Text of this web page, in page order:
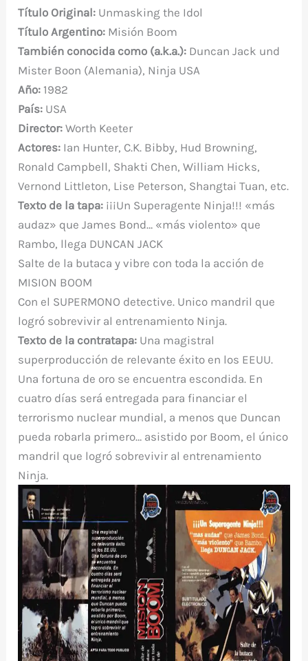
c
e
b
o
o
k
it
te
r
er
e
st
at
s
A
m
bl
r
d
di
t
a p
Título Original: Unmasking the Idol
TítuloArgentino: Misión Boom
También conocida como (a.k.a.): Duncan Jack und
Mister Boon (Alemania), Ninja USA
Año: 1982
País: USA
Director: Worth Keeter
Actores: Ian Hunter, C.K. Bibby, Hud Browning,
Ronald Campbell, Shakti Chen, William Hicks,
Vernond Littleton, Lise Peterson, Shangtai Tuan, etc.
Texto de la tapa: ¡¡¡Un Superagente Ninja!!! «más
audaz» que James Bond… «más violento» que
Rambo, llega DUNCAN JACK
Salte de la butaca y vibre con toda la acción de
MISION BOOM
Con el SUPERMONO detective. Unico mandril que
logró sobrevivir al entrenamiento Ninja.
Texto de la contratapa: Una magistral
superproducción de relevante éxito en los EEUU.
Una fortuna de oro se encuentra escondida. En
cuatro días será entregada para financiar el
terrorismo nuclear mundial, a menos que Duncan
pueda robarla primero… asistido por Boom, el único
mandril que logró sobrevivir al entrenamiento
Ninja.